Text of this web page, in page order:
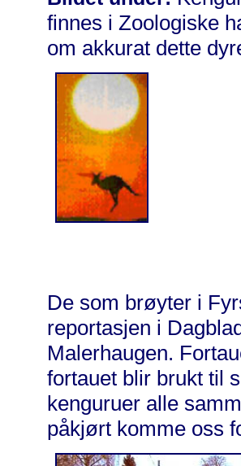
finnes i Zoologiske
om akkurat dette
De som brøyter i
reportasjen i
Malerhaugen.
fortauet blir brukt til
kenguruer alle
påkjørt komme oss